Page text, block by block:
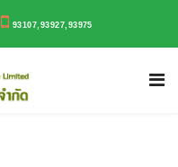
93107,93927,93975